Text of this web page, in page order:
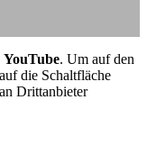
YouTube. Um auf den
die Schaltfläche
Drittanbieter